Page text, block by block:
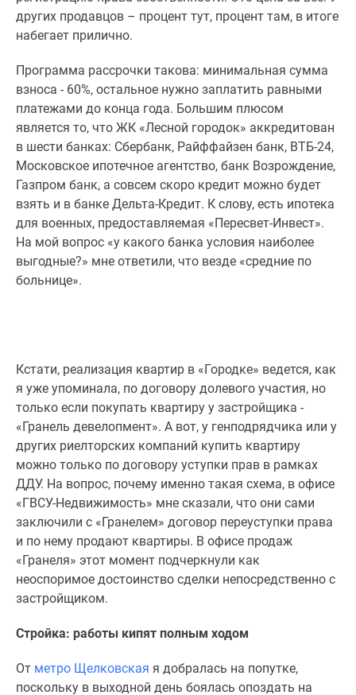
других продавцов – процент тут, процент там, в итоге
набегает прилично.
Программа рассрочки такова: минимальная сумма
взноса - 60%, остальное нужно заплатить равными
платежами до конца года. Большим плюсом
является то, что ЖК «Лесной городок» аккредитован
в шести банках: Сбербанк, Райффайзен банк, ВТБ-24,
Московское ипотечное агентство, банк Возрождение,
Газпром банк, а совсем скоро кредит можно будет
взять и в банке Дельта-Кредит. К слову, есть ипотека
для военных, предоставляемая «Пересвет-Инвест».
На мой вопрос «у какого банка условия наиболее
выгодные?» мне ответили, что везде «средние по
больнице».
Кстати, реализация квартир в «Городке» ведется, как
я уже упоминала, по договору долевого участия, но
только если покупать квартиру у застройщика -
«Гранель девелопмент». А вот, у генподрядчика или у
других риелторских компаний купить квартиру
можно только по договору уступки прав в рамках
ДДУ. На вопрос, почему именно такая схема, в офисе
«ГВСУ-Недвижимость» мне сказали, что они сами
заключили с «Гранелем» договор переуступки права
и по нему продают квартиры. В офисе продаж
«Гранеля» этот момент подчеркнули как
неоспоримое достоинство сделки непосредственно с
застройщиком.
Стройка: работы кипят полным ходом
От метро Щелковская я добралась на попутке,
поскольку в выходной день боялась опоздать на